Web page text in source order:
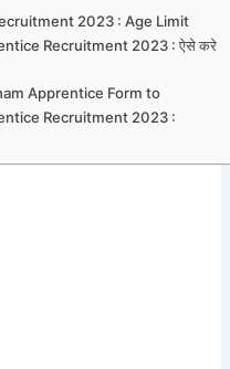
2023 : Age Limit
Recruitment 2023 : ऐसे करे
Apprentice Form to
Recruitment 2023 :